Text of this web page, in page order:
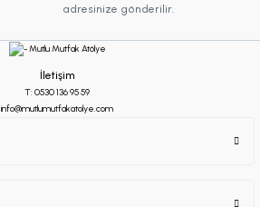
adresinize gönderilir.
İletişim
T: 0530 136 95 59
info@mutlumutfakatolye.com